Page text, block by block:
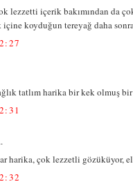
lezzetti içerik bakımından da
koyduğun tereyağ daha
tatlım harika bir kek olmuş
harika, çok lezzetli gözüküyor,